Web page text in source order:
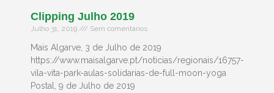
Clipping Julho 2019
Julho 31, 2019 Sem comentários
Mais Algarve, 3 de Julho de 2019
https://www.maisalgarve.pt/noticias/regionais/16757-
vila-vita-park-aulas-solidarias-de-full-moon-yoga
Postal, 9 de Julho de 2019